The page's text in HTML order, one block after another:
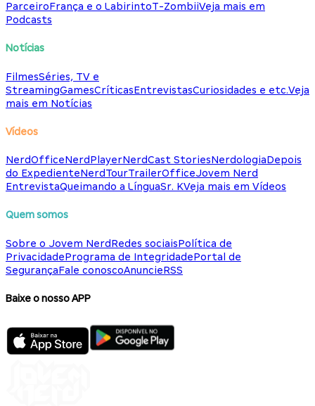
ParceiroFrança e o LabirintoT-ZombiiVeja mais em
Podcasts
Notícias
FilmesSéries, TV e
StreamingGamesCríticasEntrevistasCuriosidades e etc.Veja
mais em Notícias
Vídeos
NerdOfficeNerdPlayerNerdCast StoriesNerdologiaDepois
do ExpedienteNerdTourTrailerOfficeJovem Nerd
EntrevistaQueimando a LínguaSr. KVeja mais em Vídeos
Quem somos
Sobre o Jovem NerdRedes sociaisPolítica de
PrivacidadePrograma de IntegridadePortal de
SegurançaFale conoscoAnuncieRSS
Baixe o nosso APP